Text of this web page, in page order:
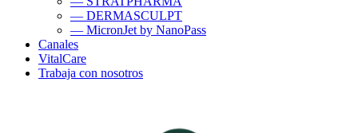
— DERMASCULPT
— MicronJet by NanoPass
Canales
VitalCare
Trabaja con nosotros